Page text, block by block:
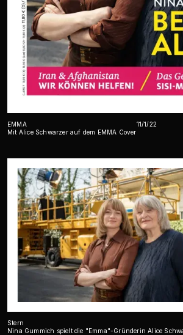
EMMA
Mit Alice Schwarzer auf dem EMMA Cover
11/1/22
Stern
Nina Gummich spielt die "Emma"-Gründerin Alice